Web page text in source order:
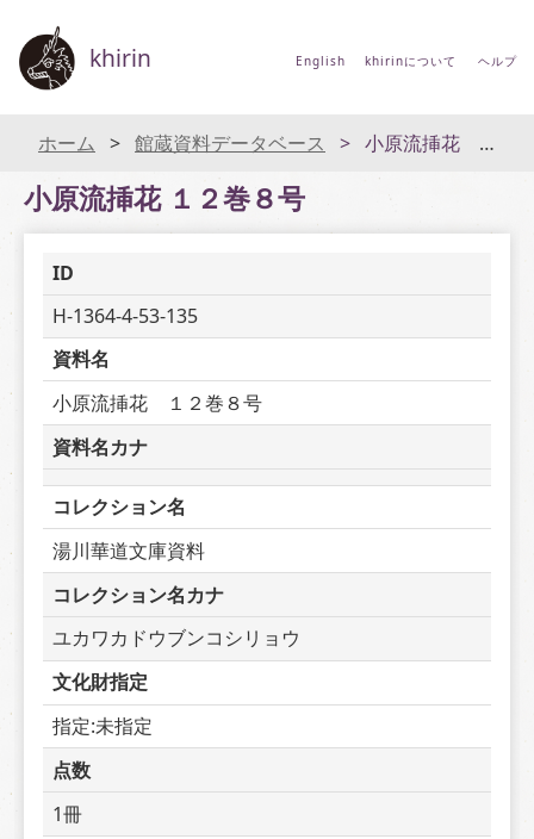
khirin English khirinについて ヘルプ
ホーム 館蔵資料データベース 小原流挿花 １２巻８号
小原流挿花 １２巻８号
ID
H-1364-4-53-135
資料名
小原流挿花　１２巻８号
資料名カナ
コレクション名
湯川華道文庫資料
コレクション名カナ
ユカワカドウブンコシリョウ
文化財指定
指定:未指定
点数
1冊